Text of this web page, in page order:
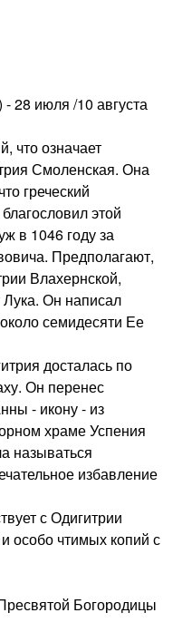
- 28 июля /10 августа
что означает
Смоленская. Она
греческий
этой
в 1046 году за
Предполагают,
Влахернской,
Лука. Он написал
семидесяти Ее
досталась по
Он перенес
- икону - из
храме Успения
называться
избавление
с Одигитрии
особо чтимых копий с
Богородицы